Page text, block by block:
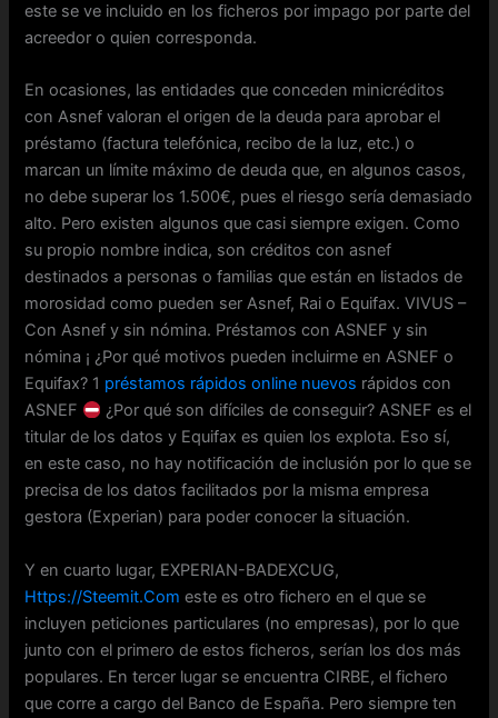
este se ve incluido en los ficheros por impago por parte del
acreedor o quien corresponda.
En ocasiones, las entidades que conceden minicréditos
con Asnef valoran el origen de la deuda para aprobar el
préstamo (factura telefónica, recibo de la luz, etc.) o
marcan un límite máximo de deuda que, en algunos casos,
no debe superar los 1.500€, pues el riesgo sería demasiado
alto. Pero existen algunos que casi siempre exigen. Como
su propio nombre indica, son créditos con asnef
destinados a personas o familias que están en listados de
morosidad como pueden ser Asnef, Rai o Equifax. VIVUS –
Con Asnef y sin nómina. Préstamos con ASNEF y sin
nómina ¡ ¿Por qué motivos pueden incluirme en ASNEF o
Equifax? 1 préstamos rápidos online nuevos rápidos con
ASNEF
¿Por qué son difíciles de conseguir? ASNEF es el
titular de los datos y Equifax es quien los explota. Eso sí,
en este caso, no hay notificación de inclusión por lo que se
precisa de los datos facilitados por la misma empresa
gestora (Experian) para poder conocer la situación.
Y en cuarto lugar, EXPERIAN-BADEXCUG,
Https://Steemit.Com este es otro fichero en el que se
incluyen peticiones particulares (no empresas), por lo que
junto con el primero de estos ficheros, serían los dos más
populares. En tercer lugar se encuentra CIRBE, el fichero
que corre a cargo del Banco de España. Pero siempre ten